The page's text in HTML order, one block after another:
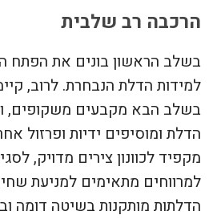
הרכבה רב שלבית
בשלב הראשון בונים את הפתח
למידות הדלת הנבחרת. לרוב,
בשלב הבא מקבעים משקופים,
הדלת ומוסיפים ידיות ופרזול
מקפיד לכוונון צירים מדויק,
למרווחים מתאימים למניעת
הדלתות מותקנות בשיטה דומה